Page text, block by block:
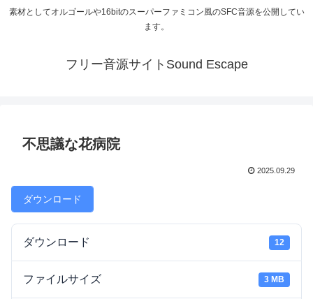
素材としてオルゴールや16bitのスーパーファミコン風のSFC音源を公開してい
ます。
フリー音源サイトSound Escape
不思議な花病院
2025.09.29
ダウンロード
ダウンロード 12
ファイルサイズ 3 MB